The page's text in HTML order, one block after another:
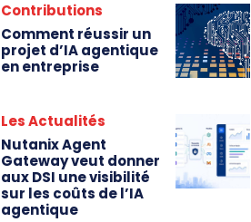
Contributions
Comment réussir un
projet d’IA agentique
en entreprise
Les Actualités
Nutanix Agent
Gateway veut donner
aux DSI une visibilité
sur les coûts de l’IA
agentique